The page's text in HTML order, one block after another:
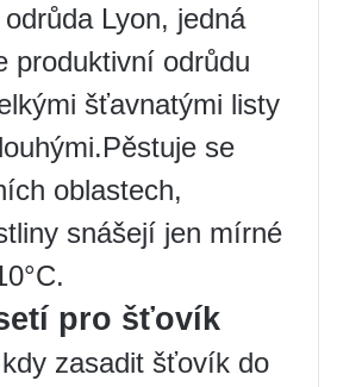
Lyon, jedná
produktivní odrůdu
šťavnatými listy
se
oblastech,
snášejí jen mírné
pro šťovík
zasadit šťovík do